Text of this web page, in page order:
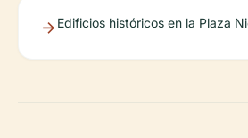
Edificios históricos en la Plaza